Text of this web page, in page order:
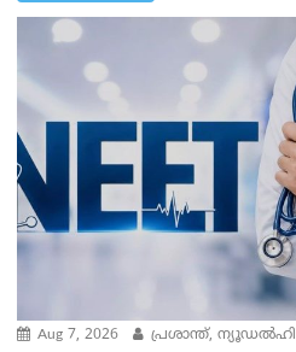
Aug 7, 2026 പ്രശാന്ത്, ന്യൂഡല്‍ഹി